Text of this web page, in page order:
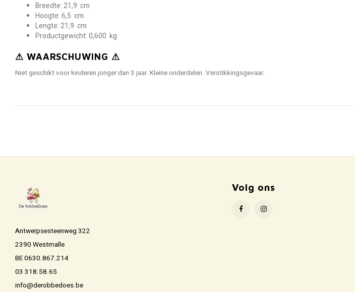
Breedte: 21,9 cm
Hoogte:6,5 cm
Lengte:21,9 cm
Productgewicht:0,600 kg
⚠ WAARSCHUWING ⚠
Niet geschikt voor kinderen jonger dan 3 jaar. Kleine onderdelen. Verstikkingsgevaar.
Antwerpsesteenweg 322
2390 Westmalle
BE 0630.867.214
03 318.58.65
info@derobbedoes.be
Volg ons